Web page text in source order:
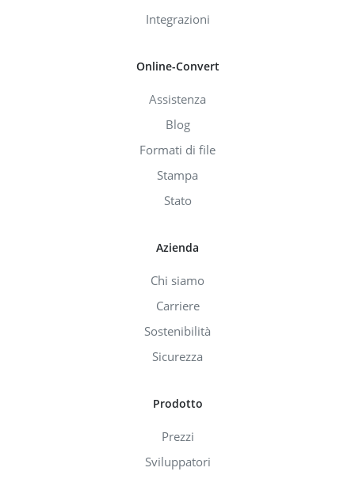
Integrazioni
Online-Convert
Assistenza
Blog
Formati di file
Stampa
Stato
Azienda
Chi siamo
Carriere
Sostenibilità
Sicurezza
Prodotto
Prezzi
Sviluppatori